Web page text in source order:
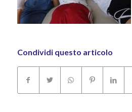
Condividi questo articolo